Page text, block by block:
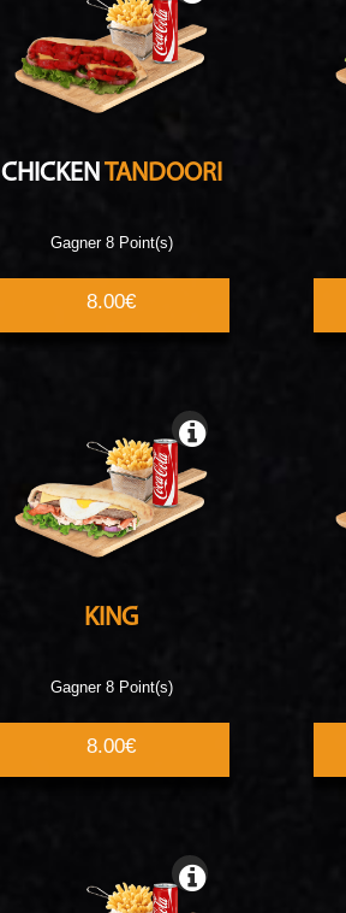
CHICKENTANDOORI
Gagner 8 Point(s)
8.00€
KING
Gagner 8 Point(s)
8.00€